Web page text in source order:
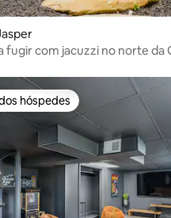
fugir com jacuzzi no norte da
hóspedes
hóspedes